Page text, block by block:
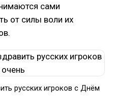
сами
от силы воли их
русских игроков с Днём